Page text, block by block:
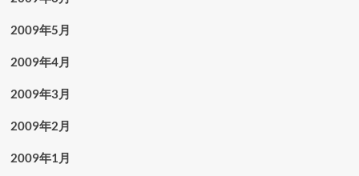
2009年5月
2009年4月
2009年3月
2009年2月
2009年1月